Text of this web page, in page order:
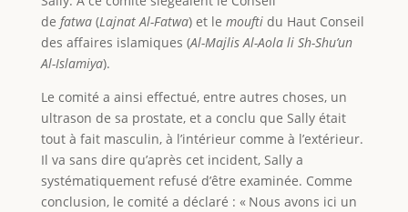
de fatwa(Lajnat Al-Fatwa) et le mouftidu Haut Conseil
des affaires islamiques (Al-Majlis Al-Aola li Sh-Shu’un
Al-Islamiya).
Le comité a ainsi effectué, entre autres choses, un
ultrason de sa prostate, et a conclu que Sally était
tout à fait masculin, à l’intérieur comme à l’extérieur.
Il va sans dire qu’après cet incident, Sally a
systématiquement refusé d’être examinée. Comme
conclusion, le comité a déclaré : « Nous avons ici un